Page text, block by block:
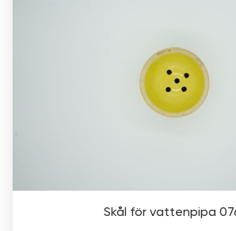
Skål för vattenpipa